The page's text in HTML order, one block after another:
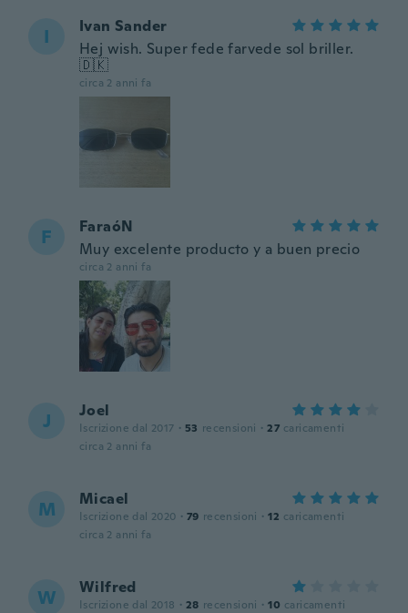
I
Ivan Sander
Hej wish. Super fede farvede sol briller.
🇩🇰
circa 2 anni fa
F
FaraóN
Muy excelente producto y a buen precio
circa 2 anni fa
J Joel
Iscrizione dal 2017 · 53 recensioni · 27 caricamenti
circa 2 anni fa
M Micael
Iscrizione dal 2020 · 79 recensioni · 12 caricamenti
circa 2 anni fa
W Wilfred
Iscrizione dal 2018 · 28 recensioni · 10 caricamenti